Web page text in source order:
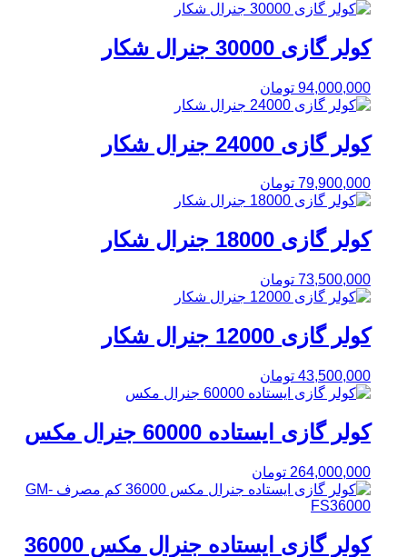
کولر گازی 30000 جنرال شکار
94,000,000 تومان
کولر گازی 24000 جنرال شکار
79,900,000 تومان
کولر گازی 18000 جنرال شکار
73,500,000 تومان
کولر گازی 12000 جنرال شکار
43,500,000 تومان
کولر گازی ایستاده 60000 جنرال مکس
264,000,000 تومان
کولر گازی ایستاده جنرال مکس 36000